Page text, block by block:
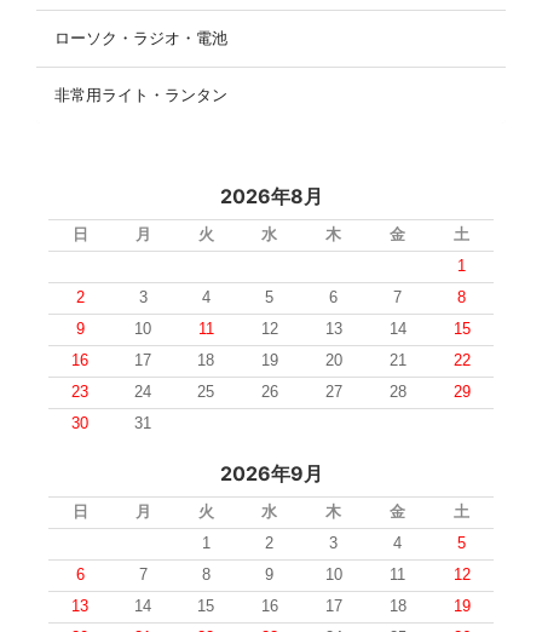
ローソク・ラジオ・電池
非常用ライト・ランタン
2026年8月
日 月 火 水 木 金
土
1
2
3 4 5 6 7
8
9
10 11 12 13 14
15
16
17 18 19 20 21
22
23
24 25 26 27 28
29
30
31
2026年9月
日 月 火 水 木 金
土
1
2 3 4
5
6
7 8 9 10 11
12
13
14 15 16 17 18
19